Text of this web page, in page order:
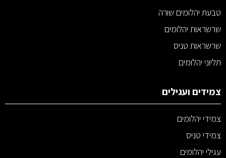
טבעת יהלומים שורה
שרשראות יהלומים
שרשראות טניס
תליוני יהלומים
צמידים ועגילים
צמידי יהלומים
צמידי טניס
עגילי יהלומים